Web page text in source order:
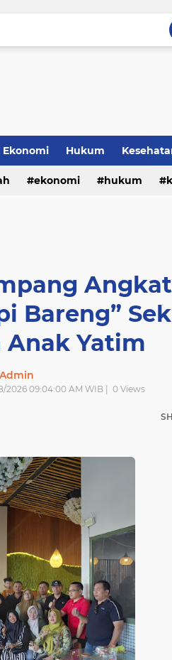
Ekonomi Hukum
ekonomi hukum
Bareng”
Anak Yatim
Admin
2026 09:04:00 AM WIB | 0Views